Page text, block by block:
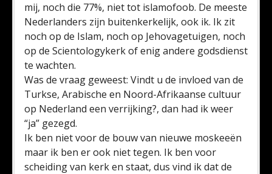
mij, noch die 77%, niet tot islamofoob. De meeste
Nederlanders zijn buitenkerkelijk, ook ik. Ik zit
noch op de Islam, noch op Jehovagetuigen, noch
op de Scientologykerk of enig andere godsdienst
te wachten.
Was de vraag geweest: Vindt u de invloed van de
Turkse, Arabische en Noord-Afrikaanse cultuur
op Nederland een verrijking?, dan had ik weer
“ja” gezegd.
Ik ben niet voor de bouw van nieuwe moskeeën
maar ik ben er ook niet tegen. Ik ben voor
scheiding van kerk en staat, dus vind ik dat de